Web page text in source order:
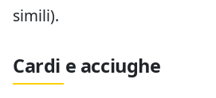
simili).
Cardi e acciughe